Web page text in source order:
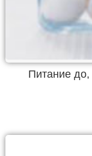
Питание до,